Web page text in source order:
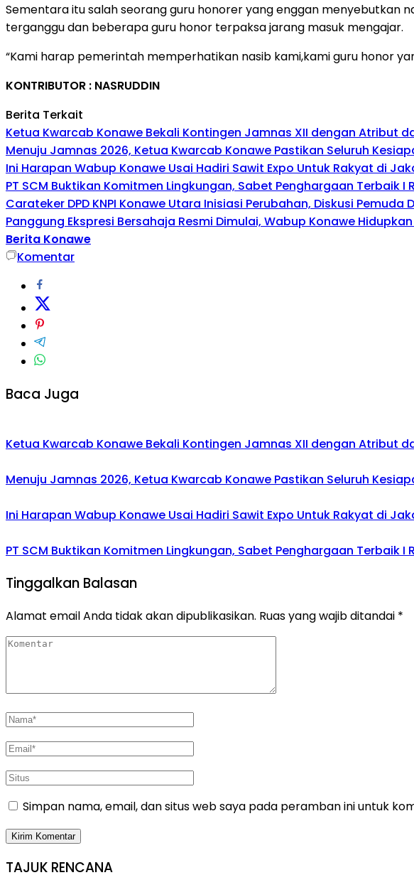
Sementara itu salah seorang guru honorer yang enggan menyebutkan
terganggu dan beberapa guru honor terpaksa jarang masuk mengajar.
“Kami harap pemerintah memperhatikan nasib kami,kami guru honor
KONTRIBUTOR : NASRUDDIN
Berita Terkait
Ketua Kwarcab Konawe Bekali Kontingen Jamnas XII dengan Atribut
Menuju Jamnas 2026, Ketua Kwarcab Konawe Pastikan Seluruh
Ini Harapan Wabup Konawe Usai Hadiri Sawit Expo Untuk Rakyat di
PT SCM Buktikan Komitmen Lingkungan, Sabet Penghargaan Terbaik I
Carateker DPD KNPI Konawe Utara Inisiasi Perubahan, Diskusi Pemuda
Panggung Ekspresi Bersahaja Resmi Dimulai, Wabup Konawe
Berita Konawe
Komentar
Baca Juga
Ketua Kwarcab Konawe Bekali Kontingen Jamnas XII dengan Atribut
Menuju Jamnas 2026, Ketua Kwarcab Konawe Pastikan Seluruh
Ini Harapan Wabup Konawe Usai Hadiri Sawit Expo Untuk Rakyat di
PT SCM Buktikan Komitmen Lingkungan, Sabet Penghargaan Terbaik I
Tinggalkan Balasan
Alamat email Anda tidak akan dipublikasikan. Ruas yang wajib ditandai *
Simpan nama, email, dan situs web saya pada peramban ini untuk
TAJUK RENCANA